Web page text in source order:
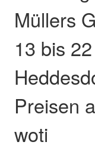
Müllers
13 bis
Preisen
woti